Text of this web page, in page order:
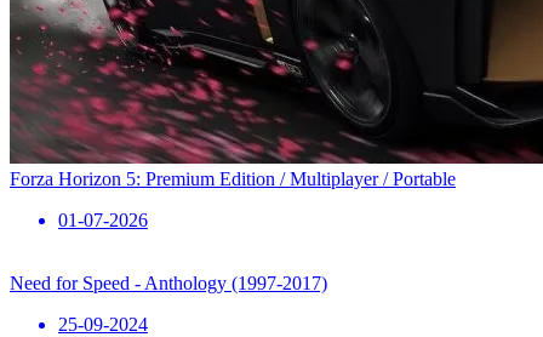
Forza Horizon 5: Premium Edition / Multiplayer / Portable
01-07-2026
Need for Speed ​​- Anthology (1997-2017)
25-09-2024